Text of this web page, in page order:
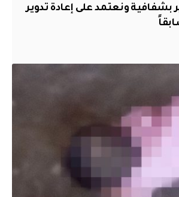
بشفافية ونعتمد على إعادة تدوير